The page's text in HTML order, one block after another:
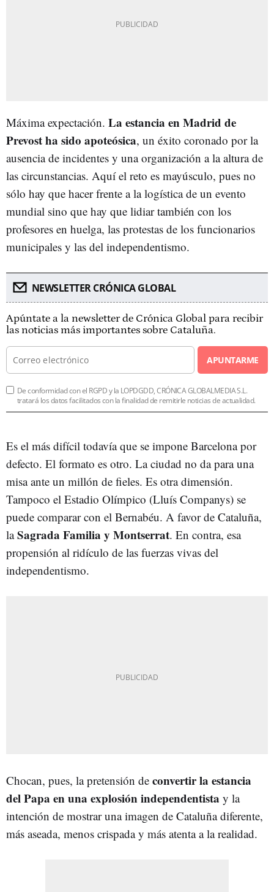
Máxima expectación. La estancia en Madrid de
Prevost ha sido apoteósica, un éxito coronado por la
ausencia de incidentes y una organización a la altura de
las circunstancias. Aquí el reto es mayúsculo, pues no
sólo hay que hacer frente a la logística de un evento
mundial sino que hay que lidiar también con los
profesores en huelga, las protestas de los funcionarios
municipales y las del independentismo.
NEWSLETTER CRÓNICA GLOBAL
Apúntate a la newsletter de Crónica Global para recibir
las noticias más importantes sobre Cataluña.
APUNTARME
De conformidad con el RGPD y la LOPDGDD, CRÓNICA GLOBALMEDIA S.L.
tratará los datos facilitados con la finalidad de remitirle noticias de actualidad.
Es el más difícil todavía que se impone Barcelona por
defecto. El formato es otro. La ciudad no da para una
misa ante un millón de fieles. Es otra dimensión.
Tampoco el Estadio Olímpico (Lluís Companys) se
puede comparar con el Bernabéu. A favor de Cataluña,
laSagrada Familia y Montserrat. En contra, esa
propensión al ridículo de las fuerzas vivas del
independentismo.
Chocan, pues, la pretensión de convertir la estancia
del Papa en una explosión independentista y la
intención de mostrar una imagen de Cataluña diferente,
más aseada, menos crispada y más atenta a la realidad.